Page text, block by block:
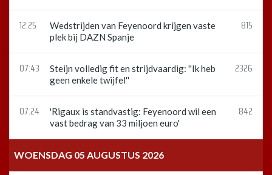
12:25
Wedstrijden van Feyenoord krijgen vaste
plek bij DAZN Spanje
815
07:43
Steijn volledig fit en strijdvaardig: ''Ik heb
geen enkele twijfel''
2326
07:24
'Rigaux is standvastig: Feyenoord wil een
vast bedrag van 33 miljoen euro'
842
WOENSDAG 05 AUGUSTUS 2026